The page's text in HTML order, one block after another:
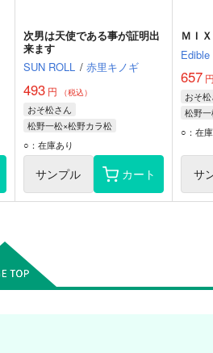
次男は天使である事が証明出
来ます
SUN ROLL / 赤里キノギ
493円 （税込）
おそ松さん
松野一松×松野カラ松
松野一松
○：在庫あり
サンプル カート
ＭＩ
657 円
おそ
松野
松野一
○：在
サ